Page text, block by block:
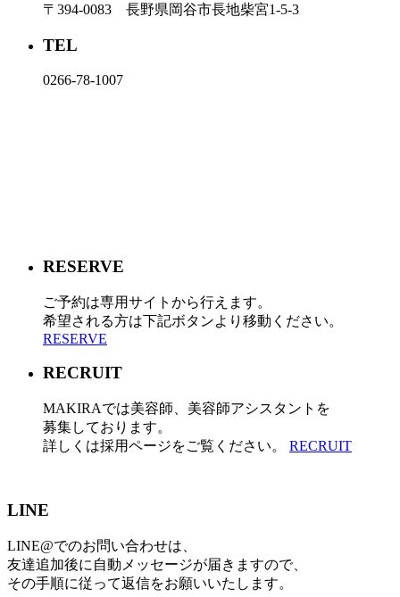
〒394-0083 長野県岡谷市長地柴宮1-5-3
TEL
0266-78-1007
RESERVE
ご予約は専用サイトから行えます。
希望される方は下記ボタンより移動ください。
RESERVE
RECRUIT
MAKIRAでは美容師、美容師アシスタントを
募集しております。
詳しくは採用ページをご覧ください。 RECRUIT
LINE
LINE@でのお問い合わせは、
友達追加後に自動メッセージが届きますので、
その手順に従って返信をお願いいたします。